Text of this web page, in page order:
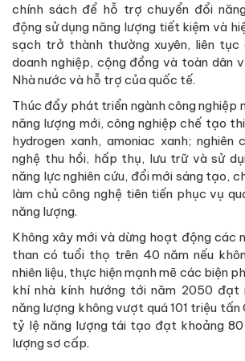
chính sách để hỗ trợ chuyển đổi
động sử dụng năng lượng tiết kiệm và
sạch trở thành thường xuyên, liên
doanh nghiệp, cộng đồng và toàn dân
Nhà nước và hỗ trợ của quốc tế.
Thúc đẩy phát triển ngành công nghiệp
năng lượng mới, công nghiệp chế tạo
hydrogen xanh, amoniac xanh; nghiên
nghệ thu hồi, hấp thụ, lưu trữ và sử
năng lực nghiên cứu, đổi mới sáng tạo,
làm chủ công nghệ tiên tiến phục vụ
năng lượng.
Không xây mới và dừng hoạt động các
than có tuổi thọ trên 40 năm nếu
nhiên liệu, thực hiện mạnh mẽ các biện
khí nhà kính hướng tới năm 2050
năng lượng không vượt quá 101 triệu tấn
tỷ lệ năng lượng tái tạo đạt khoảng
lượng sơ cấp.